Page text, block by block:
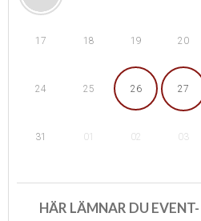
17 18 19 20
24 25 26 27
31 01 02 03
HÄR LÄMNAR DU